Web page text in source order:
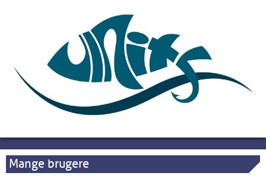
Mange brugere